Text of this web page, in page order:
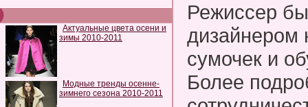
Актуальные цвета осени и
зимы 2010-2011
Модные тренды осенне-
зимнего сезона 2010-2011
Режиссер
дизайнером
сумочек и
Более